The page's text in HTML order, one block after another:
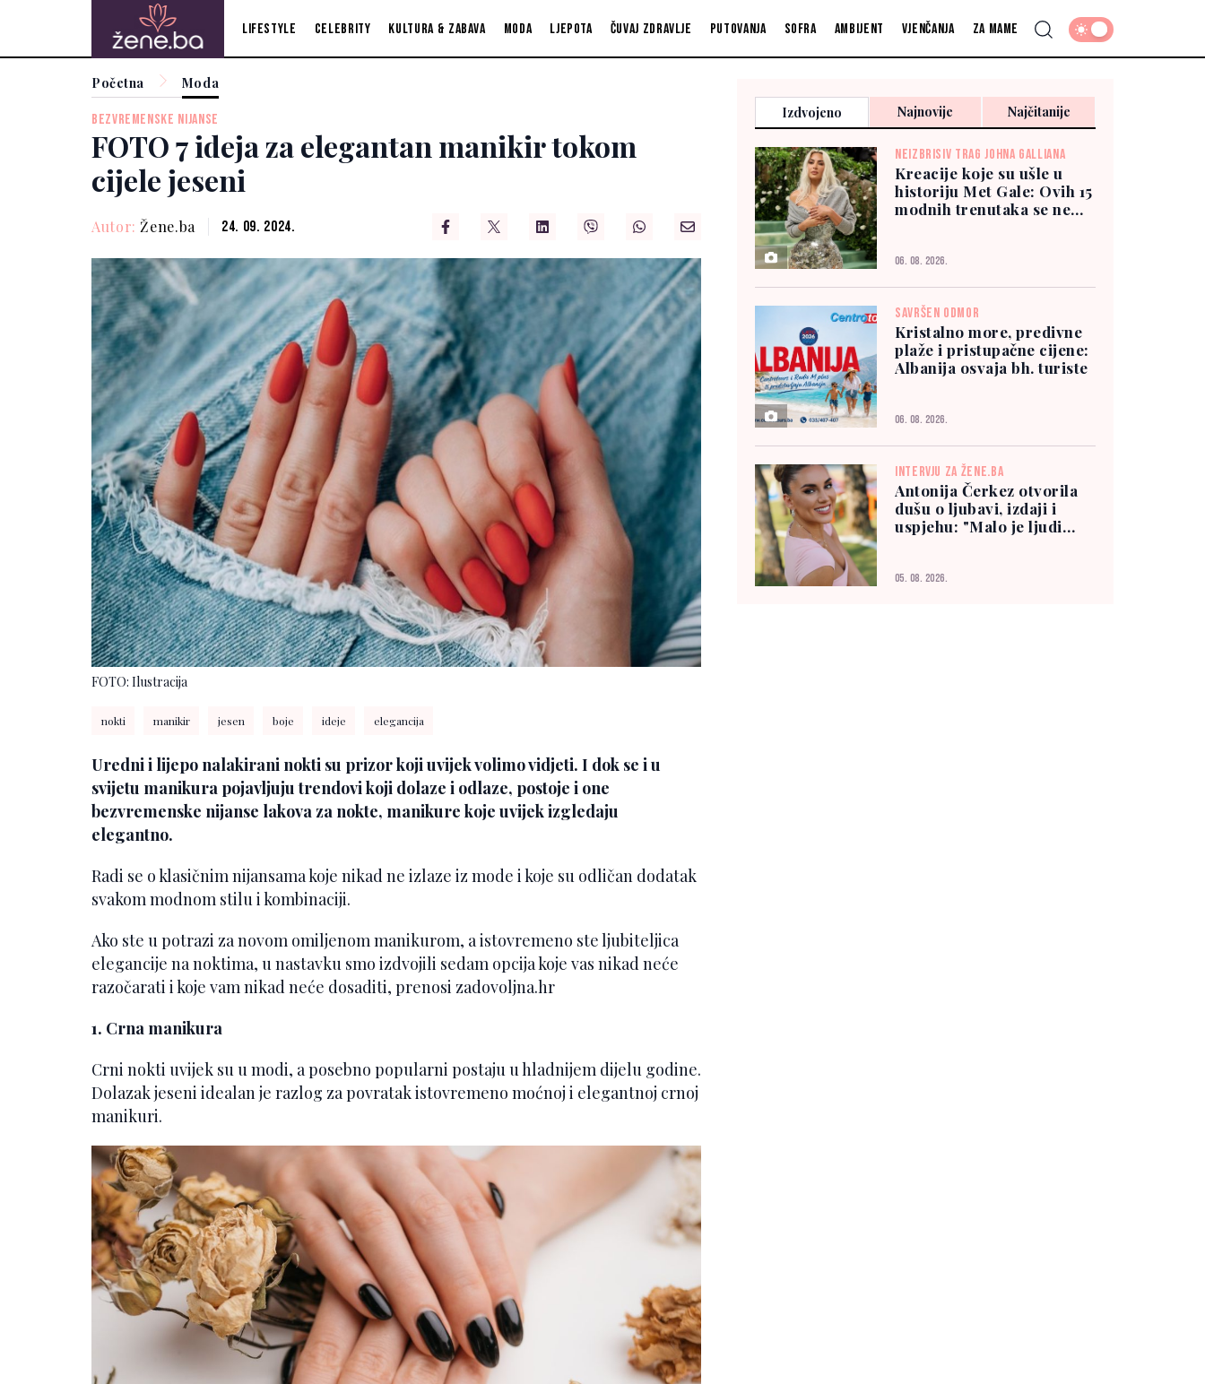
Lifestyle Celebrity Kultura & zabava Moda Ljepota Čuvaj zdravlje Putovanja Sofra Ambijent Vjenčanja Za mame
Početna Moda
BEZVREMENSKE NIJANSE
FOTO 7 ideja za elegantan manikir tokom
cijele jeseni
Autor: Žene.ba 24. 09. 2024.
FOTO: Ilustracija
nokti manikir jesen boje ideje elegancija
Uredni i lijepo nalakirani nokti su prizor koji uvijek volimo vidjeti. I dok se i u
svijetu manikura pojavljuju trendovi koji dolaze i odlaze, postoje i one
bezvremenske nijanse lakova za nokte, manikure koje uvijek izgledaju
elegantno.
Radi se o klasičnim nijansama koje nikad ne izlaze iz mode i koje su odličan dodatak
svakom modnom stilu i kombinaciji.
Ako ste u potrazi za novom omiljenom manikurom, a istovremeno ste ljubiteljica
elegancije na noktima, u nastavku smo izdvojili sedam opcija koje vas nikad neće
razočarati i koje vam nikad neće dosaditi, prenosi zadovoljna.hr
1. Crna manikura
Crni nokti uvijek su u modi, a posebno popularni postaju u hladnijem dijelu godine.
Dolazak jeseni idealan je razlog za povratak istovremeno moćnoj i elegantnoj crnoj
manikuri.
Izdvojeno Najnovije Najčitanije
NEIZBRISIV TRAG JOHNA GALLIANA
Kreacije koje su ušle u
historiju Met Gale: Ovih 15
modnih trenutaka se ne
06. 08. 2026.
SAVRŠEN ODMOR
Kristalno more, predivne
plaže i pristupačne cijene:
Albanija osvaja bh. turiste
06. 08. 2026.
INTERVJU ZA ŽENE.BA
Antonija Čerkez otvorila
dušu o ljubavi, izdaji i
uspjehu: "Malo je ljudi
05. 08. 2026.